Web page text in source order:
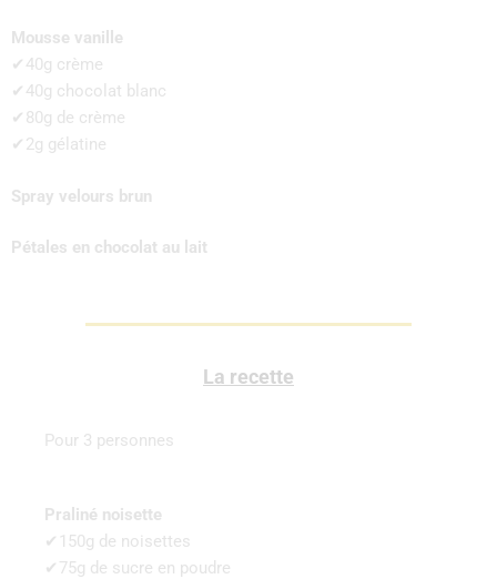
Mousse vanille
✔40g crème
✔40g chocolat blanc
✔80g de crème
✔2g gélatine
Spray velours brun
Pétales en chocolat au lait
La recette
Pour 3 personnes
Praliné noisette
✔150g de noisettes
✔75g de sucre en poudre